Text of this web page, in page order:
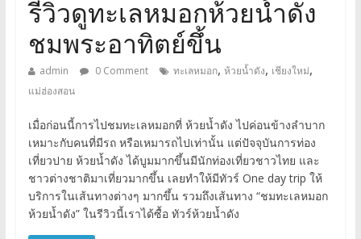
รีวิวดูทะเลหมอกห้วยน้ำดัง
ชมพระอาทิตย์ขึ้น
admin 0 Comment ทะเลหมอก, ห้วยน้ำดัง, เชียงใหม่,
แม่ฮ่องสอน
เมื่อก่อนนี้การไปชมทะเลหมอกที่ ห้วยน้ำดัง ไปค่อนข้างลำบาก
เหมาะกับคนที่มีรถ หรือเหมารถไปเท่านั้น แต่ปัจจุบันการท่อง
เที่ยวปาย ห้วยน้ำดัง ได้บูมมากขึ้นมีนักท่องเที่ยวชาวไทย และ
ชาวต่างชาติมาเที่ยวมากขึ้น เลยทำให้มีทัวร์ One day trip ให้
บริการในเส้นทางต่างๆ มากขึ้น รวมถึงเส้นทาง “ชมทะเลหมอก
ห้วยน้ำดัง” ในรีวิวนี้เราได้ซื้อ ทัวร์ห้วยน้ำดัง